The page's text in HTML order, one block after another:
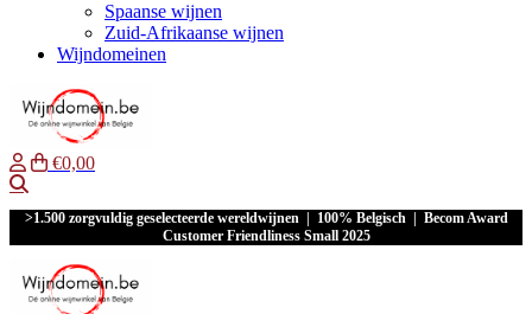
Spaanse wijnen
Zuid-Afrikaanse wijnen
Wijndomeinen
€0,00
>1.500 zorgvuldig geselecteerde wereldwijnen | 100% Belgisch | Becom Award
Customer Friendliness Small 2025